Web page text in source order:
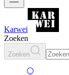
Karwei
Zoeken
Zoeken